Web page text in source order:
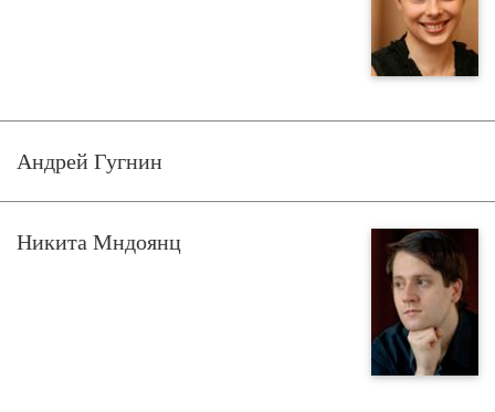
Андрей Гугнин
Никита Мндоянц